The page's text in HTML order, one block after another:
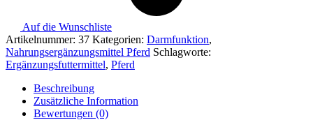
Auf die Wunschliste
Artikelnummer: 37 Kategorien: Darmfunktion,
Nahrungsergänzungsmittel Pferd Schlagworte:
Ergänzungsfuttermittel, Pferd
Beschreibung
Zusätzliche Information
Bewertungen (0)